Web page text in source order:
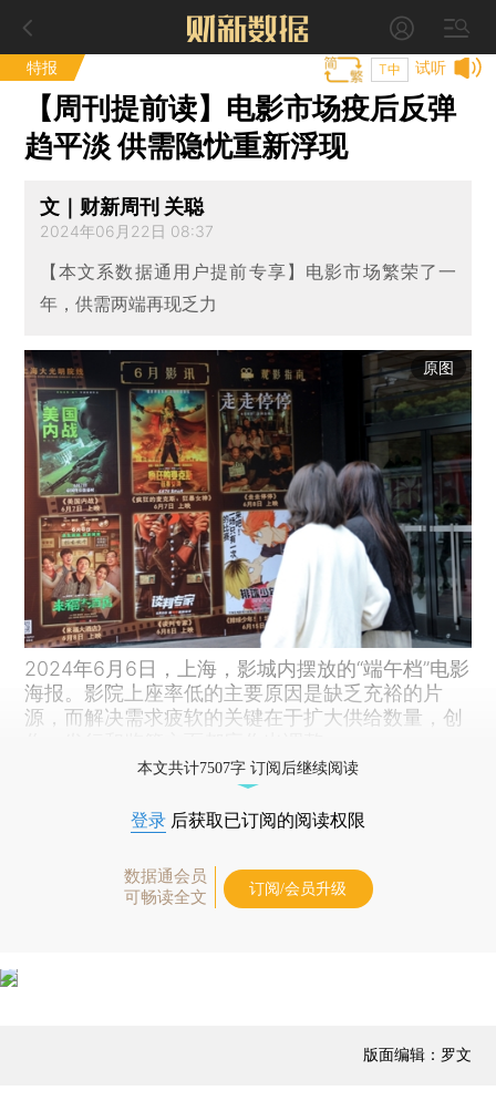
特报 试听
T中
【周刊提前读】电影市场疫后反弹
趋平淡 供需隐忧重新浮现
文｜财新周刊 关聪
2024年06月22日 08:37
【本文系数据通用户提前专享】电影市场繁荣了一
年，供需两端再现乏力
原图
2024年6月6日，上海，影城内摆放的“端午档”电影
海报。影院上座率低的主要原因是缺乏充裕的片
源，而解决需求疲软的关键在于扩大供给数量，创
本文共计7507字 订阅后继续阅读
登录 后获取已订阅的阅读权限
数据通会员
可畅读全文
订阅/会员升级
版面编辑：罗文